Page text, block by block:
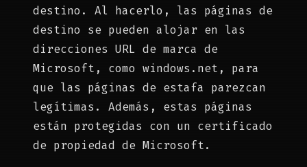
destino. Al hacerlo, las páginas de
destino se pueden alojar en las
direcciones URL de marca de
Microsoft, como windows.net, para
que las páginas de estafa parezcan
legítimas. Además, estas páginas
están protegidas con un certificado
de propiedad de Microsoft.